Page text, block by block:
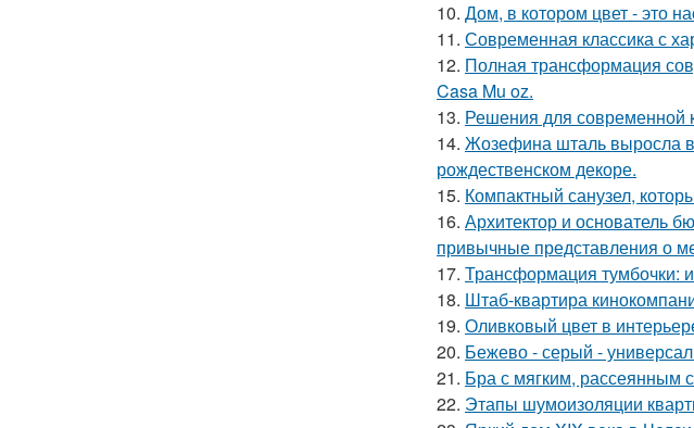
10. Дом, в котором цвет - это
11. Современная классика с
12. Полная трансформация
Casa Mu oz.
13. Решения для современной
14. Жозефина шталь выросла в
рождественском декоре.
15. Компактный санузел,
16. Архитектор и основатель
привычные представления о
17. Трансформация тумбочки:
18. Штаб-квартира
19. Оливковый цвет в
20. Бежево - серый -
21. Бра с мягким, рассеянным
22. Этапы шумоизоляции